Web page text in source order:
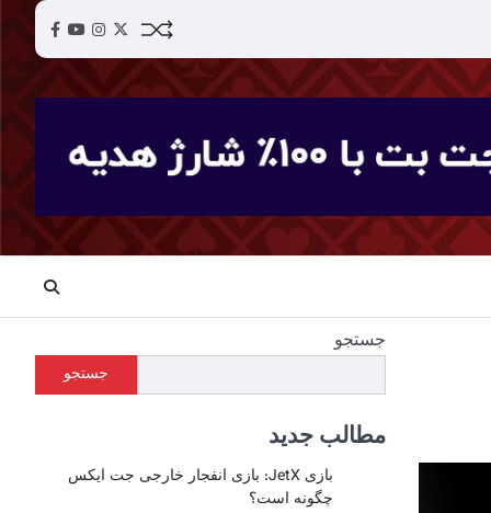
Twitter
Instagram
YouTube
جستجو
جستجو
مطالب جدید
بازی JetX: بازی انفجار خارجی جت ایکس
چگونه است؟